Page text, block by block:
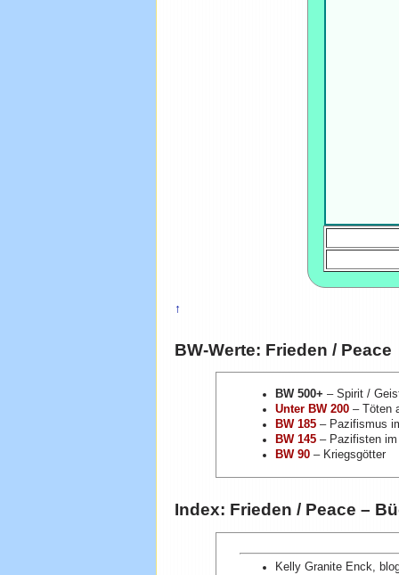
↑
BW-Werte: Frieden / Peace
BW 500+ – Spirit /
Unter BW 200– Töten
BW 185– Pazifismus
BW 145– Pazifisten im
BW 90– Kriegsgötter
Index: Frieden / Peace –
Kelly Granite Enck,